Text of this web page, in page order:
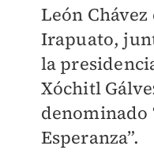
León
Irapuato,
la
Xóchitl
denominado
Esperanza”.